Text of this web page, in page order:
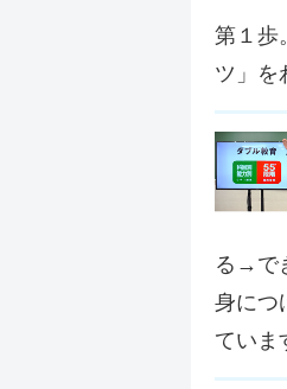
第１歩
ツ」を
る→で
身につ
ていま